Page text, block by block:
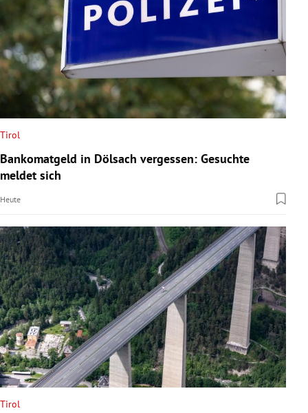
Tirol
Bankomatgeld in Dölsach vergessen: Gesuchte
meldet sich
Heute
Tirol